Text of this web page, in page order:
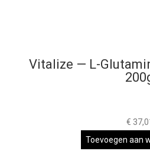
Vitalize — L-
€
Toevoegen aan